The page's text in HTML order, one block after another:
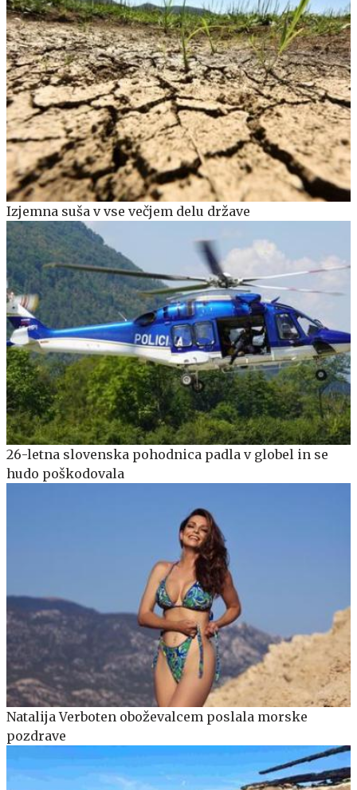
Izjemna suša v vse večjem delu države
26-letna slovenska pohodnica padla v globel in se
hudo poškodovala
Natalija Verboten oboževalcem poslala morske
pozdrave